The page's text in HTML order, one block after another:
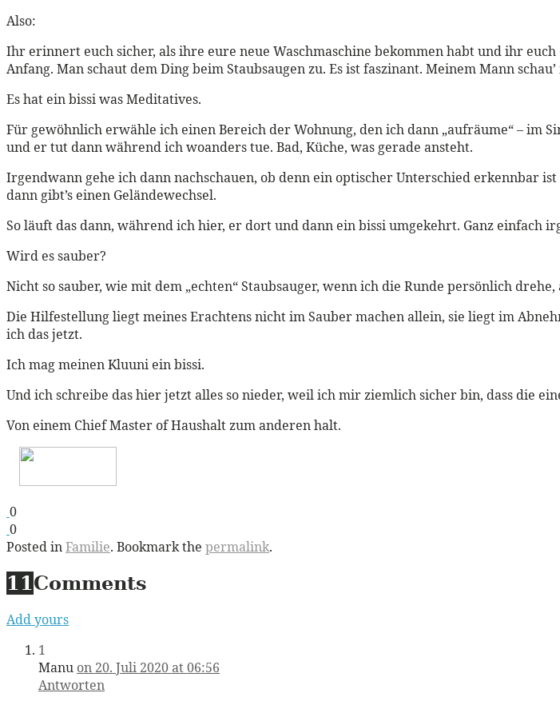
Also:
Ihr erinnert euch sicher, als ihre eure neue Waschmaschine bekommen habt und ihr
Anfang. Man schaut dem Ding beim Staubsaugen zu. Es ist faszinant. Meinem Mann
Es hat ein bissi was Meditatives.
Für gewöhnlich erwähle ich einen Bereich der Wohnung, den ich dann „aufräume“ – im
und er tut dann während ich woanders tue. Bad, Küche, was gerade ansteht.
Irgendwann gehe ich dann nachschauen, ob denn ein optischer Unterschied erkennbar
dann gibt’s einen Geländewechsel.
So läuft das dann, während ich hier, er dort und dann ein bissi umgekehrt. Ganz einfach
Wird es sauber?
Nicht so sauber, wie mit dem „echten“ Staubsauger, wenn ich die Runde persönlich
Die Hilfestellung liegt meines Erachtens nicht im Sauber machen allein, sie liegt im
ich das jetzt.
Ich mag meinen Kluuni ein bissi.
Und ich schreibe das hier jetzt alles so nieder, weil ich mir ziemlich sicher bin, dass die
Von einem Chief Master of Haushalt zum anderen halt.
0
0
Posted inFamilie. Bookmark the permalink.
11 Comments
Add yours
1
Manu on 20. Juli 2020 at 06:56
Antworten